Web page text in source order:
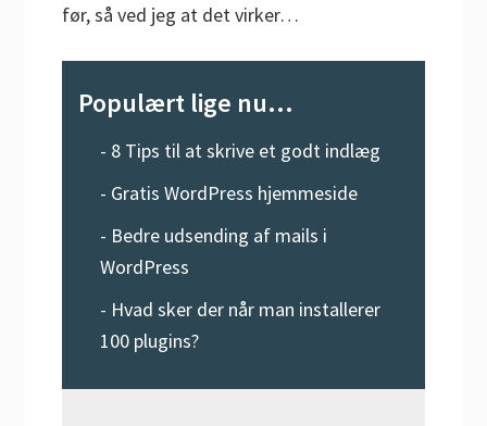
før, så ved jeg at det virker…
Populært lige nu...
- 8 Tips til at skrive et godt indlæg
- Gratis WordPress hjemmeside
- Bedre udsending af mails i
WordPress
- Hvad sker der når man installerer
100 plugins?